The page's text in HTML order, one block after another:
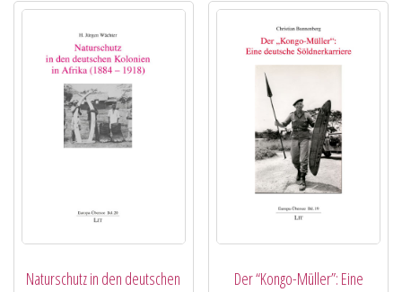
Naturschutz in den deutschen
Der “Kongo-Müller”: Eine